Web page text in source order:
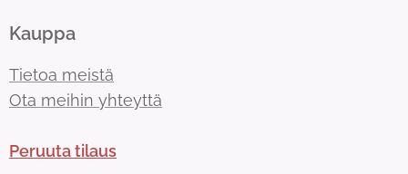
Kauppa
Tietoa meistä
Ota meihin yhteyttä
Peruuta tilaus